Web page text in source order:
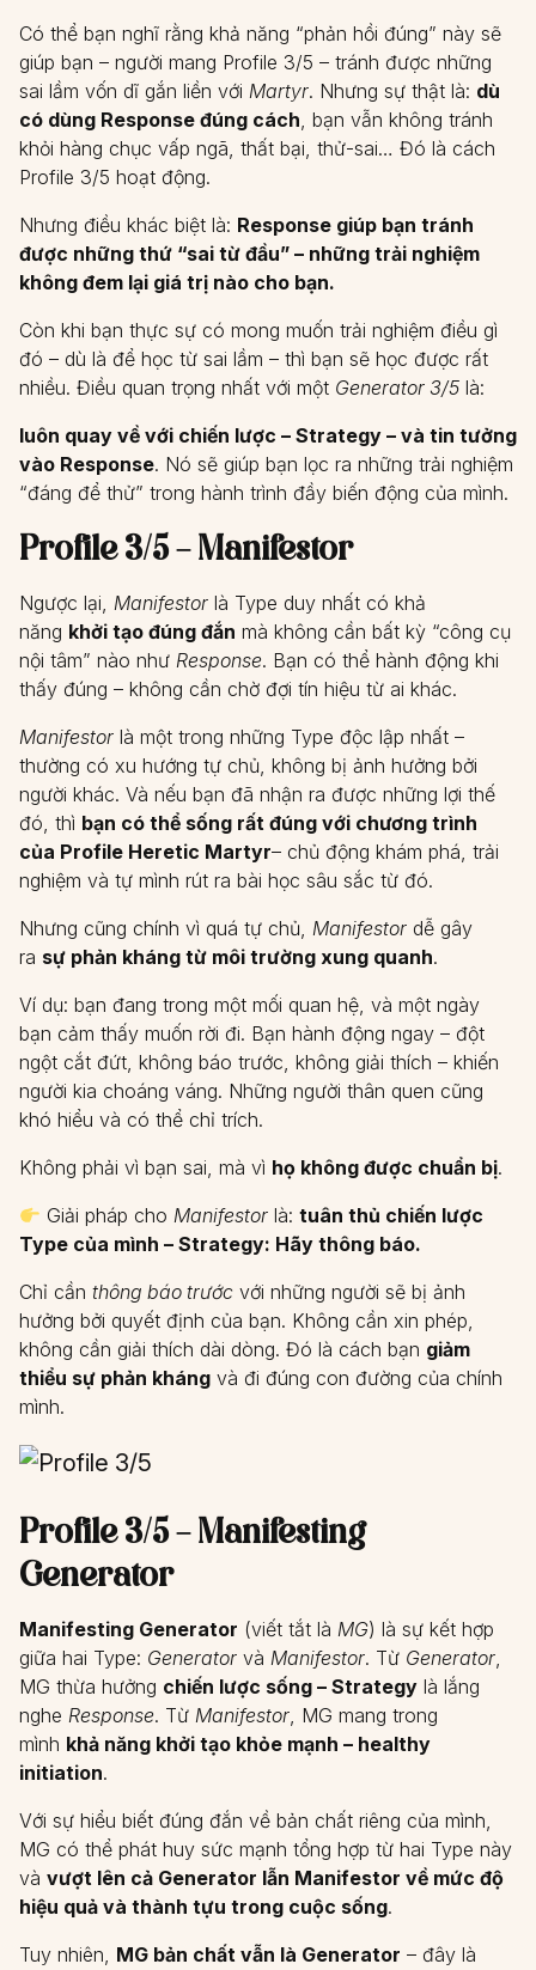
Có thể bạn nghĩ rằng khả năng “phản hồi đúng” này sẽ
giúp bạn – người mang Profile 3/5 – tránh được những
sai lầm vốn dĩ gắn liền với Martyr. Nhưng sự thật là: dù
có dùng Response đúng cách, bạn vẫn không tránh
khỏi hàng chục vấp ngã, thất bại, thử-sai… Đó là cách
Profile 3/5 hoạt động.
Nhưng điều khác biệt là: Response giúp bạn tránh
được những thứ “sai từ đầu” – những trải nghiệm
không đem lại giá trị nào cho bạn.
Còn khi bạn thực sự có mong muốn trải nghiệm điều gì
đó – dù là để học từ sai lầm – thì bạn sẽ học được rất
nhiều. Điều quan trọng nhất với một Generator 3/5 là:
luôn quay về với chiến lược – Strategy – và tin tưởng
vào Response. Nó sẽ giúp bạn lọc ra những trải nghiệm
“đáng để thử” trong hành trình đầy biến động của mình.
Profile 3/5 – Manifestor
Ngược lại, Manifestor là Type duy nhất có khả
năng khởi tạo đúng đắn mà không cần bất kỳ “công cụ
nội tâm” nào như Response. Bạn có thể hành động khi
thấy đúng – không cần chờ đợi tín hiệu từ ai khác.
Manifestor là một trong những Type độc lập nhất –
thường có xu hướng tự chủ, không bị ảnh hưởng bởi
người khác. Và nếu bạn đã nhận ra được những lợi thế
đó, thì bạn có thể sống rất đúng với chương trình
của Profile Heretic Martyr– chủ động khám phá, trải
nghiệm và tự mình rút ra bài học sâu sắc từ đó.
Nhưng cũng chính vì quá tự chủ, Manifestor dễ gây
ra sự phản kháng từ môi trường xung quanh.
Ví dụ: bạn đang trong một mối quan hệ, và một ngày
bạn cảm thấy muốn rời đi. Bạn hành động ngay – đột
ngột cắt đứt, không báo trước, không giải thích – khiến
người kia choáng váng. Những người thân quen cũng
khó hiểu và có thể chỉ trích.
Không phải vì bạn sai, mà vì họ không được chuẩn bị.
Giải pháp choManifestor là:tuân thủ chiến lược
Type của mình – Strategy: Hãy thông báo.
Chỉ cần thông báo trước với những người sẽ bị ảnh
hưởng bởi quyết định của bạn. Không cần xin phép,
không cần giải thích dài dòng. Đó là cách bạn giảm
thiểu sự phản kháng và đi đúng con đường của chính
mình.
Profile 3/5 – Manifesting
Generator
Manifesting Generator (viết tắt là MG) là sự kết hợp
giữa hai Type: Generator và Manifestor. Từ Generator,
MG thừa hưởng chiến lược sống – Strategy là lắng
nghe Response. Từ Manifestor, MG mang trong
mình khả năng khởi tạo khỏe mạnh – healthy
initiation.
Với sự hiểu biết đúng đắn về bản chất riêng của mình,
MG có thể phát huy sức mạnh tổng hợp từ hai Type này
và vượt lên cả Generator lẫn Manifestor về mức độ
hiệu quả và thành tựu trong cuộc sống.
Tuy nhiên, MG bản chất vẫn là Generator – đây là